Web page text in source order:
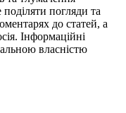
погляди та
до статей, а
Інформаційні
власністю